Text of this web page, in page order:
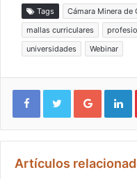
Tags Cámara Minera de
mallas curriculares
universidades
Webinar
Google+ LinkedIn
Artículos